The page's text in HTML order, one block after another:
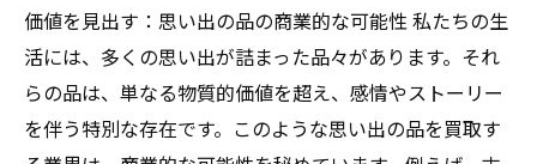
価値を見出す：思い出の品の商業的な可能性 私たちの生
活には、多くの思い出が詰まった品々があります。それ
らの品は、単なる物質的価値を超え、感情やストーリー
を伴う特別な存在です。このような思い出の品を買取す